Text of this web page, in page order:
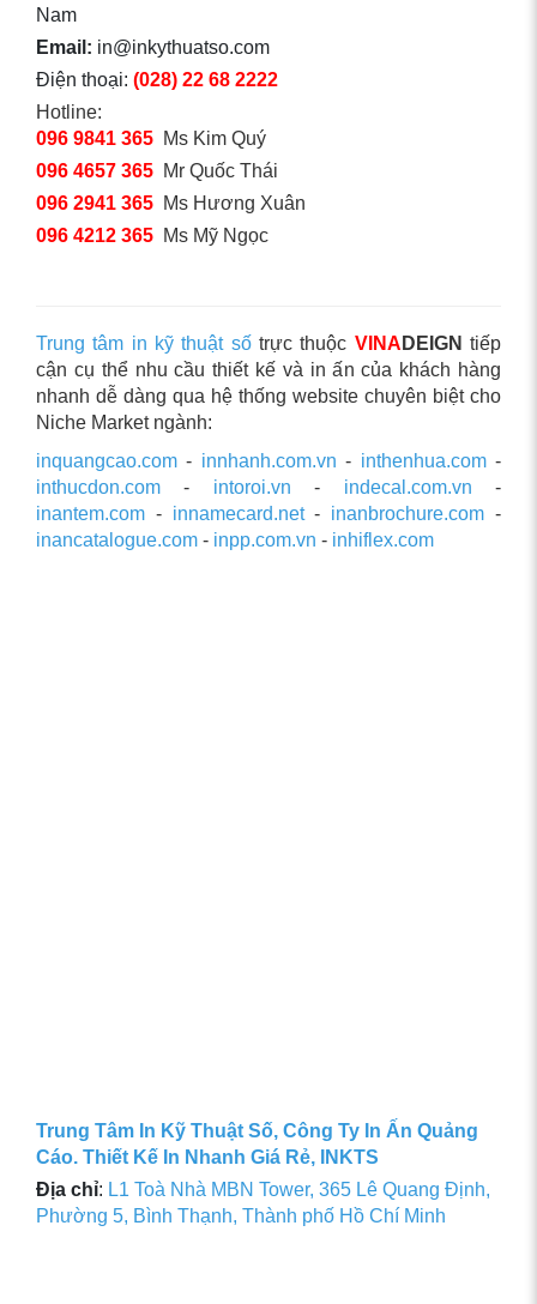
Nam
Email: in@inkythuatso.com
Điện thoại: (028) 22 68 2222
Hotline:
096 9841 365 Ms Kim Quý
096 4657 365 Mr Quốc Thái
096 2941 365 Ms Hương Xuân
096 4212 365 Ms Mỹ Ngọc
Trung tâm in kỹ thuật sốtrực thuộc VINA DEIGN tiếp
cận cụ thể nhu cầu thiết kế và in ấn của khách hàng
nhanh dễ dàng qua hệ thống website chuyên biệt cho
Niche Market ngành:
inquangcao.com - innhanh.com.vn - inthenhua.com-
inthucdon.com - intoroi.vn - indecal.com.vn -
inantem.com - innamecard.net- inanbrochure.com -
inancatalogue.com - inpp.com.vn - inhiflex.com
Trung Tâm In Kỹ Thuật Số, Công Ty In Ấn Quảng
Cáo. Thiết Kế In Nhanh Giá Rẻ, INKTS
Địa chỉ: L1 Toà Nhà MBN Tower, 365 Lê Quang Định,
Phường 5, Bình Thạnh, Thành phố Hồ Chí Minh